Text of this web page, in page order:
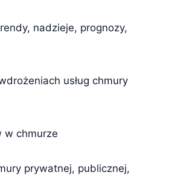
nadzieje, prognozy,
usług chmury
w chmurze
prywatnej, publicznej,